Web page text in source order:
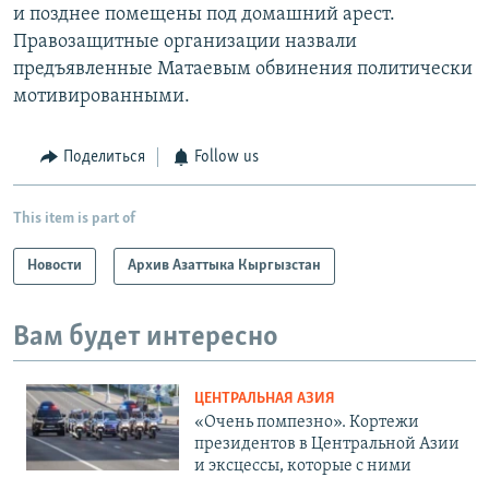
и позднее помещены под домашний арест.
Правозащитные организации назвали
предъявленные Матаевым обвинения политически
мотивированными.
Поделиться Follow us
This item is part of
Новости Архив Азаттыка Кыргызстан
Вам будет интересно
ЦЕНТРАЛЬНАЯ АЗИЯ
«Очень помпезно». Кортежи
президентов в Центральной Азии
и эксцессы, которые с ними